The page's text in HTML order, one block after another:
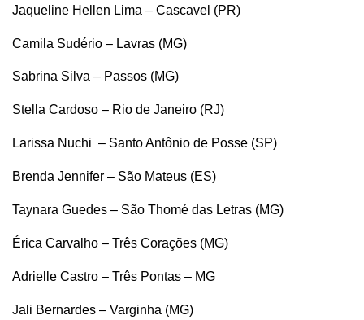
Jaqueline Hellen Lima – Cascavel (PR)
Camila Sudério – Lavras (MG)
Sabrina Silva – Passos (MG)
Stella Cardoso – Rio de Janeiro (RJ)
Larissa Nuchi – Santo Antônio de Posse (SP)
Brenda Jennifer – São Mateus (ES)
Taynara Guedes – São Thomé das Letras (MG)
Érica Carvalho – Três Corações (MG)
Adrielle Castro – Três Pontas – MG
Jali Bernardes – Varginha (MG)